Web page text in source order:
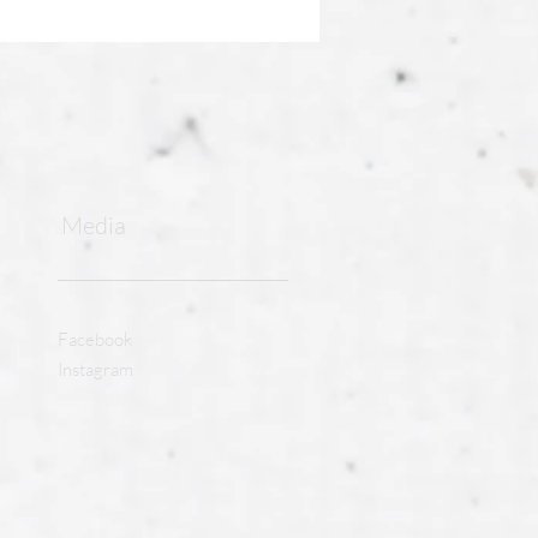
Media
Facebook
Instagram